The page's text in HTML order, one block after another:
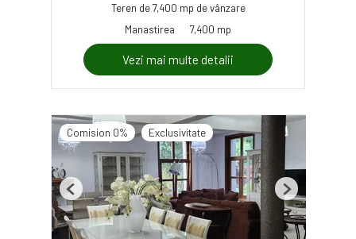
Teren de 7,400 mp de vânzare
Manastirea
7,400 mp
Vezi mai multe detalii
Comision 0% Exclusivitate
Previous Next